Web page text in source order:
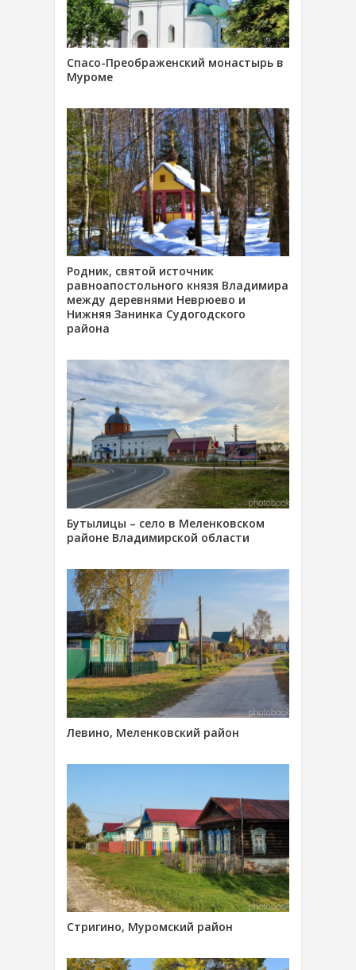
Спасо-Преображенский монастырь в
Муроме
Родник, святой источник
равноапостольного князя Владимира
между деревнями Неврюево и
Нижняя Занинка Судогодского
района
Бутылицы – село в Меленковском
районе Владимирской области
Левино, Меленковский район
Стригино, Муромский район